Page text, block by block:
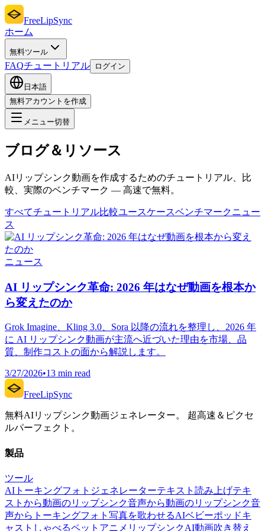
FreeLipSync
ホーム
無料ツール
FAQチュートリアル ログイン
日本語
無料アカウントを作成
メニュー切替
ブログ＆リソース
AIリップシンク動画を作成するためのチュートリアル、比
較、実際のベンチマーク — 高速で無料。
すべてチュートリアル比較ユースケースベンチマークニュー
ス
ニュース
AI リップシンク革命: 2026 年はなぜ動画を根本か
ら変えたのか
Grok Imagine、Kling 3.0、Sora 以降の流れを整理し、2026 年
に AI リップシンク動画が主流へ近づいた理由を市場、品
質、制作コストの面から解説します。
3/27/2026•13 min read
FreeLipSync
無料AIリップシンク動画ジェネレーター。 超高速＆ピクセ
ルパーフェクト。
製品
ツール
AIトーキングフォトジェネレーターテキスト読み上げテキ
ストから動画のリップシンク音声から動画のリップシンク音
声からトーキングフォト 写真を歌わせるAIベビーポッドキ
ャスト しゃべるペット アニメリップシンクAI動画吹き替え